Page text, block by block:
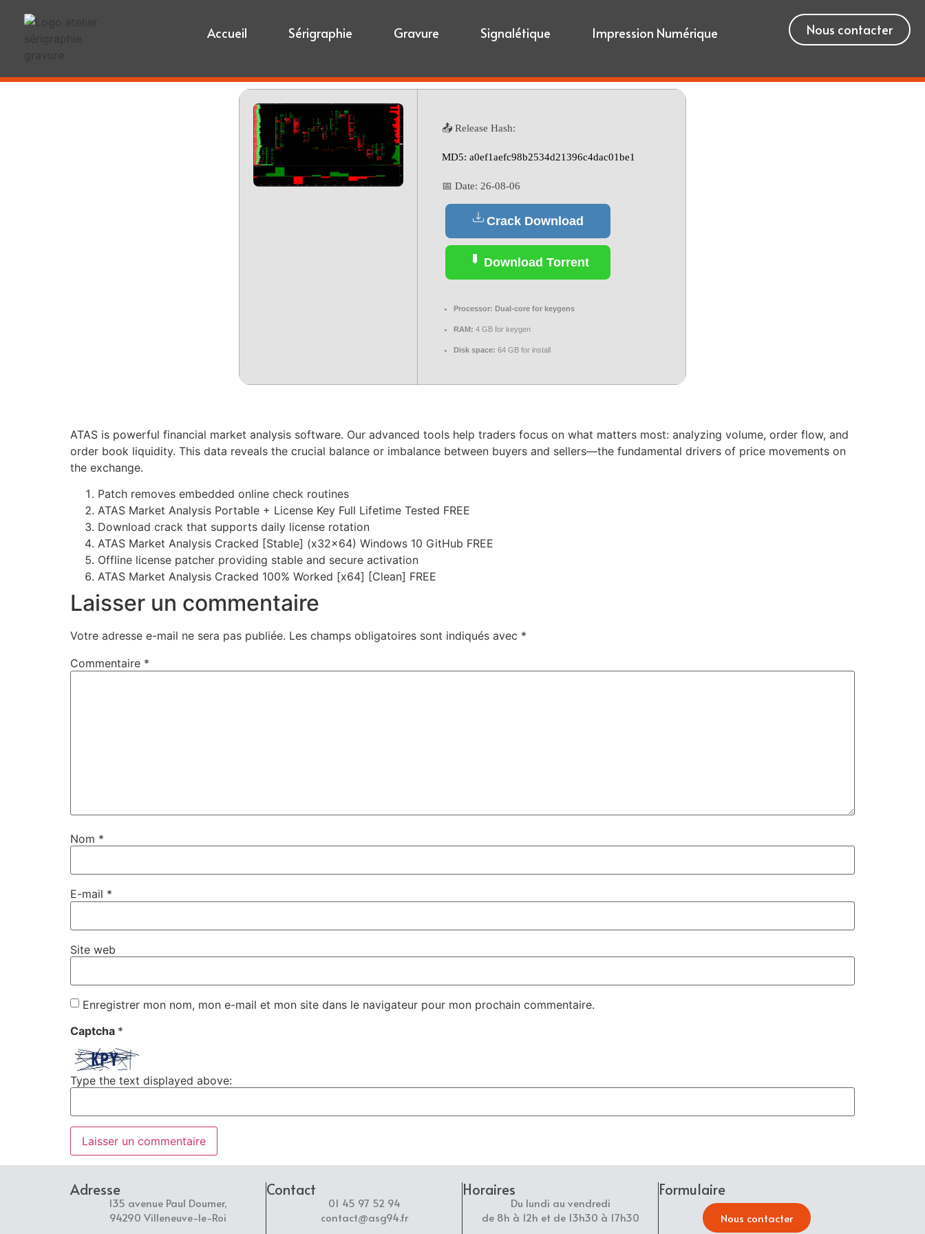
Accueil Sérigraphie Gravure Signalétique Impression Numérique Nous contacter
📤 Release Hash:
MD5: a0ef1aefc98b2534d21396c4dac01be1
📅 Date: 26-08-06
Crack Download
Download Torrent
Processor: Dual-core for keygens
RAM: 4 GB for keygen
Disk space: 64 GB for install
ATAS is powerful financial market analysis software. Our advanced tools help traders focus on what matters most: analyzing volume, order flow, and
order book liquidity. This data reveals the crucial balance or imbalance between buyers and sellers—the fundamental drivers of price movements on
the exchange.
Patch removes embedded online check routines
ATAS Market Analysis Portable + License Key Full Lifetime Tested FREE
Download crack that supports daily license rotation
ATAS Market Analysis Cracked [Stable] (x32x64) Windows 10 GitHub FREE
Offline license patcher providing stable and secure activation
ATAS Market Analysis Cracked 100% Worked [x64] [Clean] FREE
Laisser un commentaire
Votre adresse e-mail ne sera pas publiée. Les champs obligatoires sont indiqués avec *
Commentaire *
Nom *
E-mail *
Site web
Enregistrer mon nom, mon e-mail et mon site dans le navigateur pour mon prochain commentaire.
Captcha *
Type the text displayed above:
Adresse
135 avenue Paul Doumer,
94290 Villeneuve-le-Roi
Contact
01 45 97 52 94
contact@asg94.fr
Horaires
Du lundi au vendredi
de 8h à 12h et de 13h30 à 17h30
Formulaire
Nous contacter